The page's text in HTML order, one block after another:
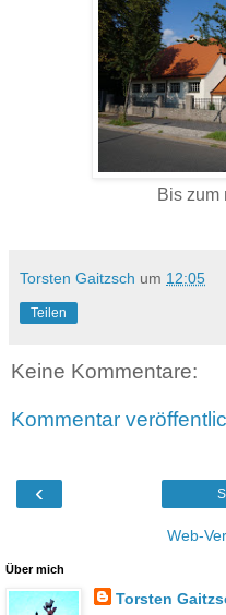
Bis zum
Torsten Gaitzsch um 12:05
Teilen
Keine Kommentare:
Kommentar
‹
Web-
Über mich
Torsten